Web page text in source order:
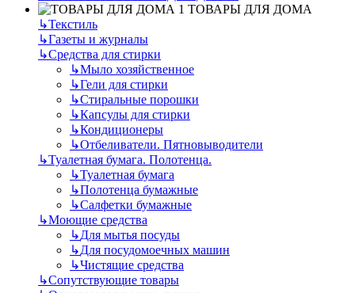
ТОВАРЫ ДЛЯ ДОМА
↳Текстиль
↳Газеты и журналы
↳Средства для стирки
↳Мыло хозяйственное
↳Гели для стирки
↳Стиральные порошки
↳Капсулы для стирки
↳Кондиционеры
↳Отбеливатели. Пятновыводители
↳Туалетная бумага. Полотенца.
↳Туалетная бумага
↳Полотенца бумажные
↳Салфетки бумажные
↳Моющие средства
↳Для мытья посуды
↳Для посудомоечных машин
↳Чистящие средства
↳Сопутствующие товары